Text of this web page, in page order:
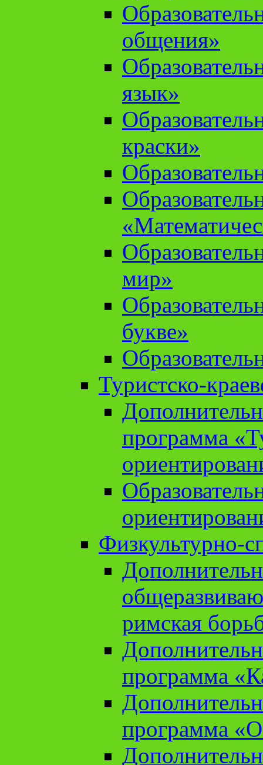
общения»
язык»
краски»
мир»
букве»
Туристско-
программа
Физкультурно-
римская
программа
программа